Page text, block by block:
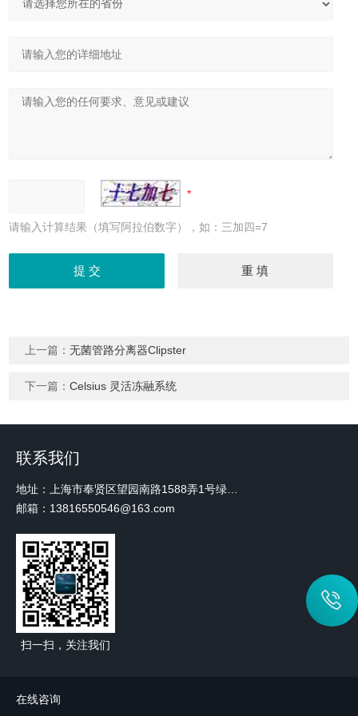
请输入计算结果（填写阿拉伯数字），如：三加四=7
上一篇：无菌管路分离器Clipster
下一篇：Celsius 灵活冻融系统
联系我们
邮箱：13816550546@163.com
扫一扫，关注我们
在线咨询